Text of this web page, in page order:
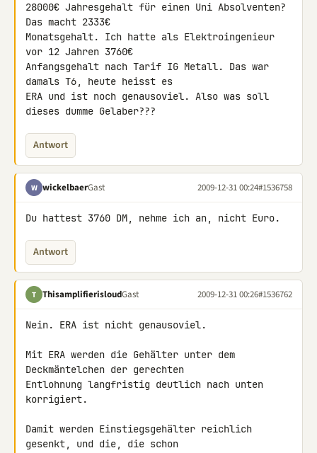
28000€ Jahresgehalt für einen Uni Absolventen?
Das macht 2333€
Monatsgehalt. Ich hatte als Elektroingenieur
vor 12 Jahren 3760€
Anfangsgehalt nach Tarif IG Metall. Das war
damals T6, heute heisst es
ERA und ist noch genausoviel. Also was soll
dieses dumme Gelaber???
Antwort
W wickelbaerGast 2009-12-31 00:24#1536758
Du hattest 3760 DM, nehme ich an, nicht Euro.
Antwort
T ThisamplifierisloudGast 2009-12-31 00:26#1536762
Nein. ERA ist nicht genausoviel.
Mit ERA werden die Gehälter unter dem
Deckmäntelchen der gerechten
Entlohnung langfristig deutlich nach unten
korrigiert.
Damit werden Einstiegsgehälter reichlich
gesenkt, und die, die schon